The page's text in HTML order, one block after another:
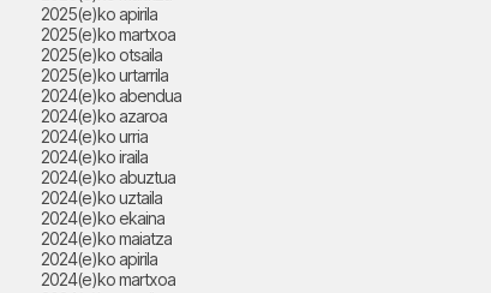
2025(e)ko apirila
2025(e)ko martxoa
2025(e)ko otsaila
2025(e)ko urtarrila
2024(e)ko abendua
2024(e)ko azaroa
2024(e)ko urria
2024(e)ko iraila
2024(e)ko abuztua
2024(e)ko uztaila
2024(e)ko ekaina
2024(e)ko maiatza
2024(e)ko apirila
2024(e)ko martxoa